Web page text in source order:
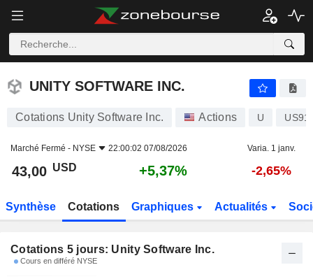
UNITY SOFTWARE INC. 43,00
UNITY SOFTWARE INC.
Cotations Unity Software Inc. Actions U
Marché Fermé - NYSE 22:00:02 07/08/2026 Varia. 1 janv.
43,00 USD +5,37% -2,65%
Synthèse Cotations Graphiques Actualités
Cotations 5 jours: Unity Software Inc.
Cours en différé NYSE